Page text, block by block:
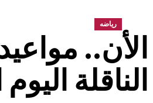
رياضه
الأن..
الناقلة اليوم